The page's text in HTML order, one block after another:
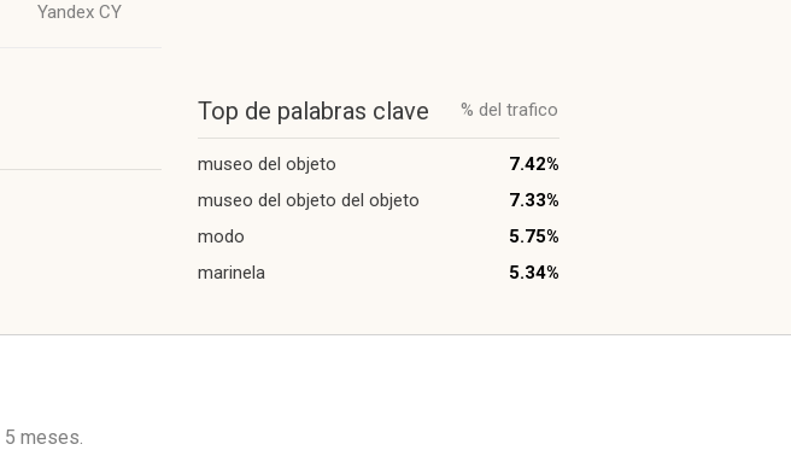
Yandex CY
Top de palabras clave % del trafico
museo del objeto
7.42%
museo del objeto del objeto
7.33%
modo
5.75%
marinela
5.34%
5 meses.